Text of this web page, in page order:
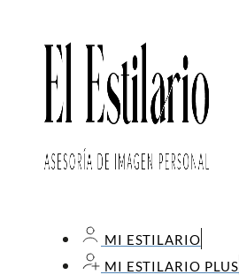
MI ESTILARIO
MI ESTILARIO PLUS